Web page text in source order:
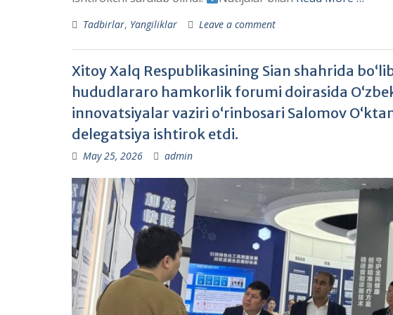
Tadbirlar, Yangiliklar Leave a comment
Xitoy Xalq Respublikasining Sian shahrida
hududlararo hamkorlik forumi doirasida
innovatsiyalar vaziri o‘rinbosari Salomov
delegatsiya ishtirok etdi.
May 25, 2026 admin